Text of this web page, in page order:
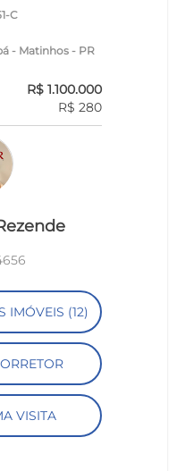
C
- Matinhos - PR
R$ 1.100.000
R$ 280
IMÓVEIS (12)
VISITA